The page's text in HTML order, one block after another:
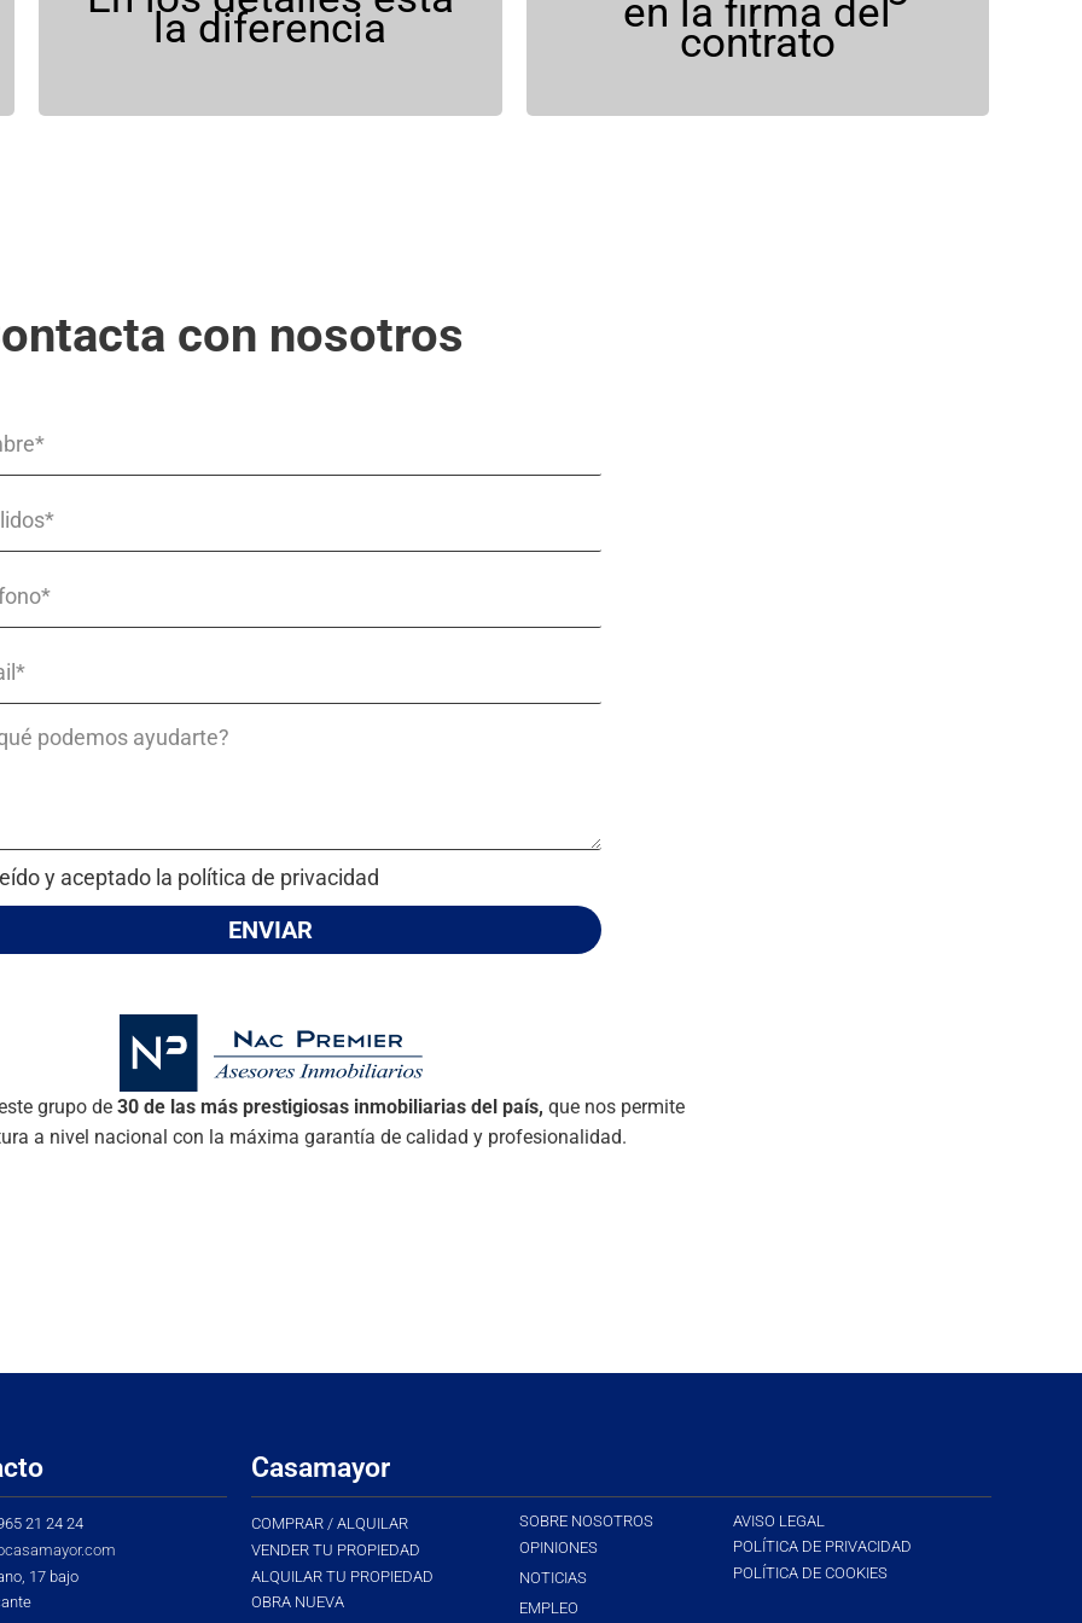
la diferencia en la firma del
contrato
despreocupas.
con nosotros
y aceptado la política de privacidad
ENVIAR
grupo de 30 de las más prestigiosas inmobiliarias del país, que nos permite
a nivel nacional con la máxima garantía de calidad y profesionalidad.
21 24 24
17 bajo
Casamayor
COMPRAR / ALQUILAR
VENDER TU PROPIEDAD
ALQUILAR TU PROPIEDAD
OBRA NUEVA
SOBRE NOSOTROS
OPINIONES
NOTICIAS
EMPLEO
AVISO LEGAL
POLÍTICA DE PRIVACIDAD
POLÍTICA DE COOKIES